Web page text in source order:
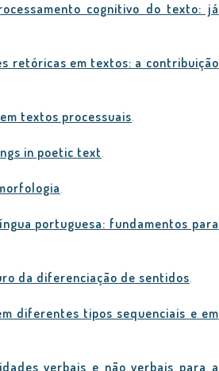
cognitivo do texto: já
retóricas em textos: a contribuição
textos processuais.
in poetic text.
.
portuguesa: fundamentos para
da diferenciação de sentidos.
diferentes tipos sequenciais e em
verbais e não verbais para a